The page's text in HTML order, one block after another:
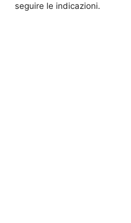
seguire le indicazioni.